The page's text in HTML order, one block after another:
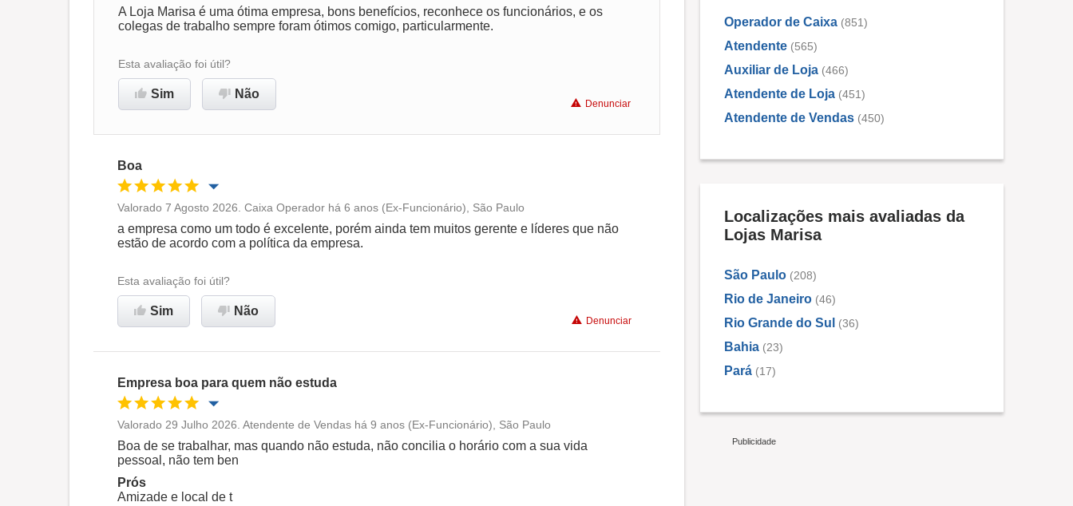
Oportunidade de promoção Conciliação com a vida familiar
Recomenda esta empresa
A Loja Marisa é uma ótima empresa, bons benefícios, reconhece os funcionários, e os
colegas de trabalho sempre foram ótimos comigo, particularmente.
Esta avaliação foi útil?
Sim Não
Denunciar
Boa
Oportunidade de promoção Conciliação com a vida familiar
Recomenda esta empresa
Valorado 7 Agosto 2026. Caixa Operador há 6 anos (Ex-Funcionário), São Paulo
a empresa como um todo é excelente, porém ainda tem muitos gerente e líderes que não
estão de acordo com a política da empresa.
Esta avaliação foi útil?
Sim Não
Denunciar
Empresa boa para quem não estuda
Oportunidade de promoção
Ambiente de trabalho
Conciliação com a vida familiar
Valorado 29 Julho 2026. Atendente de Vendas há 9 anos (Ex-Funcionário), São Paulo
Boa de se trabalhar, mas quando não estuda, não concilia o horário com a sua vida
pessoal, não tem ben
Prós
Amizade e local de t
Operador de Caixa (851)
Atendente (565)
Auxiliar de Loja (466)
Atendente de Loja (451)
Atendente de Vendas (450)
Localizações mais avaliadas da
Lojas Marisa
São Paulo (208)
Rio de Janeiro (46)
Rio Grande do Sul (36)
Bahia (23)
Pará (17)